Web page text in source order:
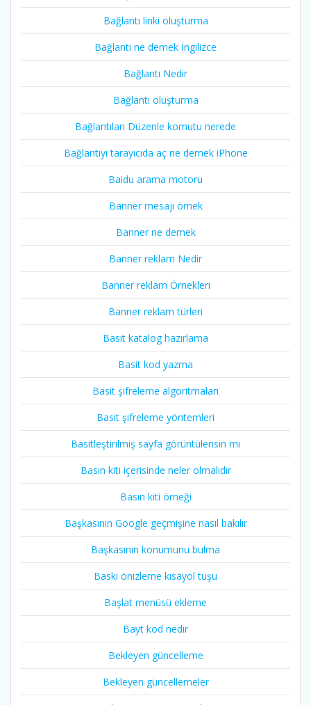
Bağlantı linki oluşturma
Bağlantı ne demek İngilizce
Bağlantı Nedir
Bağlantı oluşturma
Bağlantıları Düzenle komutu nerede
Bağlantıyı tarayıcıda aç ne demek iPhone
Baidu arama motoru
Banner mesajı örnek
Banner ne demek
Banner reklam Nedir
Banner reklam Örnekleri
Banner reklam türleri
Basit katalog hazırlama
Basit kod yazma
Basit şifreleme algoritmaları
Basit şifreleme yöntemleri
Basitleştirilmiş sayfa görüntülensin mı
Basın kiti içerisinde neler olmalıdır
Basın kiti örneği
Başkasının Google geçmişine nasıl bakılır
Başkasının konumunu bulma
Baskı önizleme kısayol tuşu
Başlat menüsü ekleme
Bayt kod nedir
Bekleyen güncelleme
Bekleyen güncellemeler